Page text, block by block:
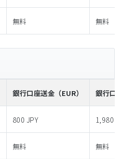
無料 無料
銀行口座送金 （EUR） 銀行口
800 JPY 1,980
無料 無料